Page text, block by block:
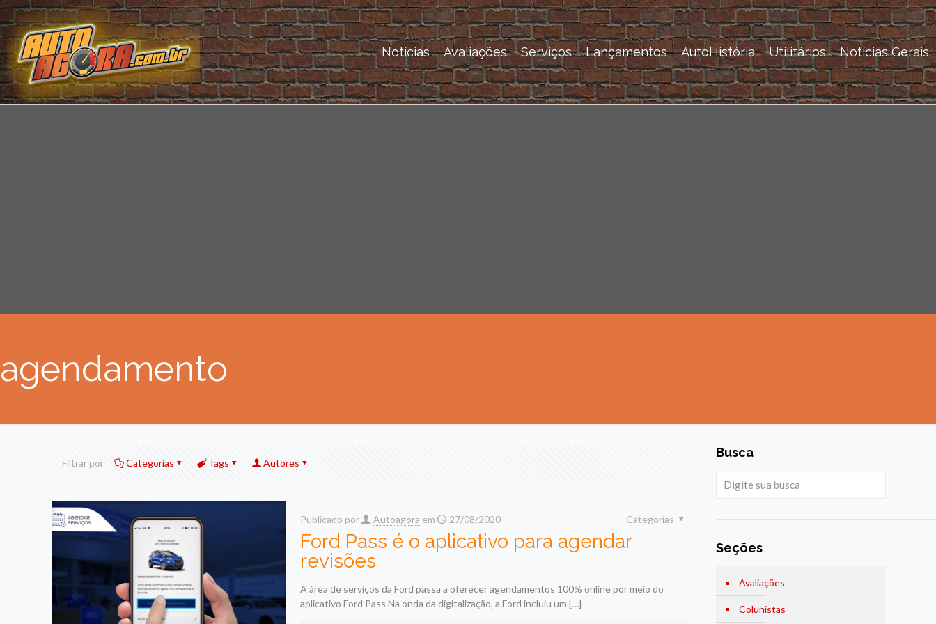
Notícias Avaliações Serviços Lançamentos AutoHistória Utilitários Notícias Gerais
agendamento
Filtrar por Categorias Tags Autores
Publicado por Autoagora em 27/08/2020 Categorias
Ford Pass é o aplicativo para agendar
revisões
A área de serviços da Ford passa a oferecer agendamentos 100% online por meio do
aplicativo Ford Pass Na onda da digitalização, a Ford incluiu um […]
Busca
Seções
Avaliações
Colunistas